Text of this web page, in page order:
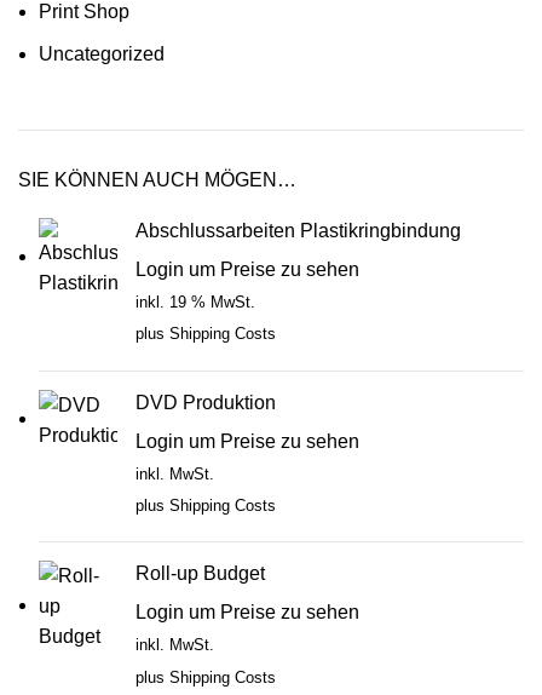
Print Shop
Uncategorized
SIE KÖNNEN AUCH MÖGEN…
Abschlussarbeiten Plastikringbindung
Login um Preise zu sehen
inkl. 19 % MwSt.
plus Shipping Costs
DVD Produktion
Login um Preise zu sehen
inkl. MwSt.
plus Shipping Costs
Roll-up Budget
Login um Preise zu sehen
inkl. MwSt.
plus Shipping Costs